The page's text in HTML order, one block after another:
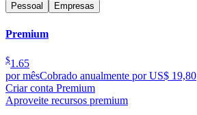
Pessoal Empresas
Premium
$1.65
por mêsCobrado anualmente por US$ 19,80
Criar conta Premium
Aproveite recursos premium